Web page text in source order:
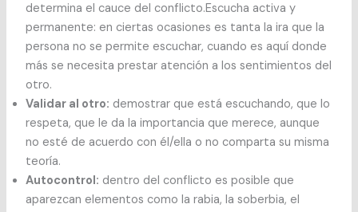
determina el cauce del conflicto.Escucha activa y
permanente: en ciertas ocasiones es tanta la ira que la
persona no se permite escuchar, cuando es aquí donde
más se necesita prestar atención a los sentimientos del
otro.
Validar al otro: demostrar que está escuchando, que lo
respeta, que le da la importancia que merece, aunque
no esté de acuerdo con él/ella o no comparta su misma
teoría.
Autocontrol: dentro del conflicto es posible que
aparezcan elementos como la rabia, la soberbia, el